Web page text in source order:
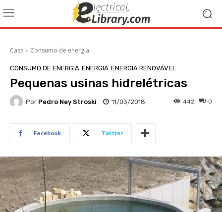
Casa Consumo de energia
CONSUMO DE ENERGIA ENERGIA ENERGIA RENOVÁVEL
Pequenas usinas hidrelétricas
Por Pedro Ney Stroski 11/03/2018 0
442
Facebook Twitter